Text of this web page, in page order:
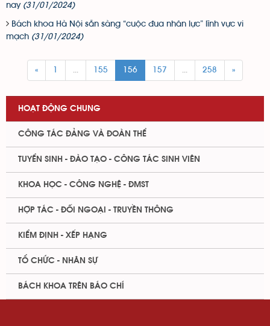
nay (31/01/2024)
Bách khoa Hà Nội sẵn sàng “cuộc đua nhân lực” lĩnh vực vi
mạch (31/01/2024)
« 1 155 156 157 258 »
HOẠT ĐỘNG CHUNG
CÔNG TÁC ĐẢNG VÀ ĐOÀN THỂ
TUYỂN SINH - ĐÀO TẠO - CÔNG TÁC SINH VIÊN
KHOA HỌC - CÔNG NGHỆ - ĐMST
HỢP TÁC - ĐỐI NGOẠI - TRUYỀN THÔNG
KIỂM ĐỊNH - XẾP HẠNG
TỔ CHỨC - NHÂN SỰ
BÁCH KHOA TRÊN BÁO CHÍ